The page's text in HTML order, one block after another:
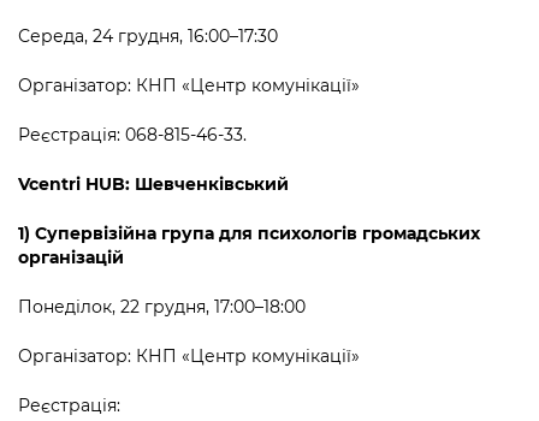
Середа, 24 грудня, 16:00–17:30
Організатор: КНП «Центр комунікації»
Реєстрація: 068-815-46-33.
Vcentri HUB: Шевченківський
1) Супервізійна група для психологів громадських
організацій
Понеділок, 22 грудня, 17:00–18:00
Організатор: КНП «Центр комунікації»
Реєстрація: